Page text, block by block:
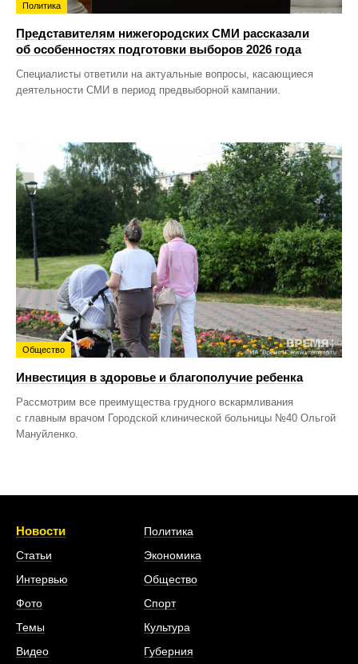
Политика
Представителям нижегородских СМИ рассказали
об особенностях подготовки выборов 2026 года
Специалисты ответили на актуальные вопросы, касающиеся
деятельности СМИ в период предвыборной кампании.
Общество
Инвестиция в здоровье и благополучие ребенка
Рассмотрим все преимущества грудного вскармливания
с главным врачом Городской клинической больницы №40 Ольгой
Мануйленко.
Новости
Статьи
Интервью
Фото
Темы
Видео
Политика
Экономика
Общество
Спорт
Культура
Губерния